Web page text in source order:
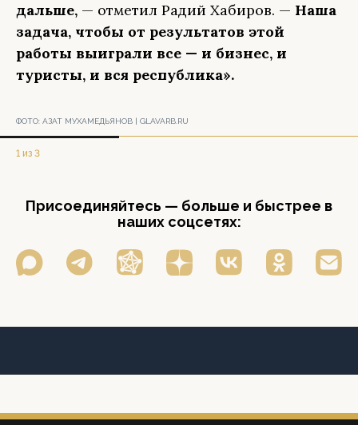
дальше, — отметил Радий Хабиров. — Наша
задача, чтобы от результатов этой
работы выиграли все — и бизнес, и
туристы, и вся республика».
ФОТО: АЗАТ МУХАМЕДЬЯНОВ | GLAVARB.RU
1 из 3
Присоединяйтесь — больше и быстрее в
наших соцсетях: